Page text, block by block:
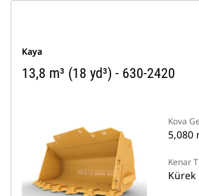
Kaya
13,8 m³ (18 yd³) - 630-2420
Kova
5,080
Kenar
Kürek